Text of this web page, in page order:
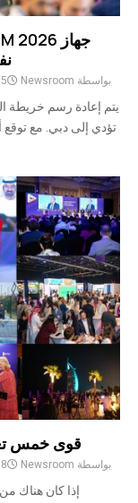
بواسطة Newsroom
15
يتم إعادة رسم خريطة
تؤدي إلى دبي. مع
قوى خمس
بواسطة Newsroom
18
إذا كان هناك